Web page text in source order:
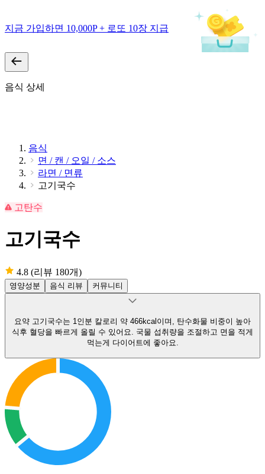
지금 가입하면 10,000P + 로또 10장 지급
음식 상세
음식
면 / 캔 / 오일 / 소스
라면 / 면류
고기국수
고탄수
고기국수
4.8 (리뷰 180개)
영양성분 음식 리뷰 커뮤니티
요약 고기국수는 1인분 칼로리 약 466kcal이며, 탄수화물 비중이 높아
식후 혈당을 빠르게 올릴 수 있어요. 국물 섭취량을 조절하고 면을 적게
먹는게 다이어트에 좋아요.